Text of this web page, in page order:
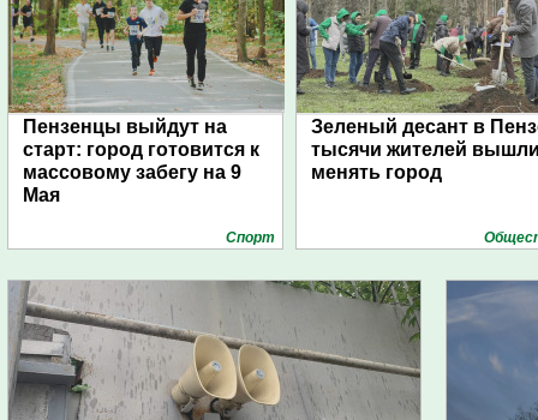
Пензенцы выйдут на
старт: город готовится к
массовому забегу на 9
Мая
Спорт
Зеленый десант в
тысячи жителей
менять город